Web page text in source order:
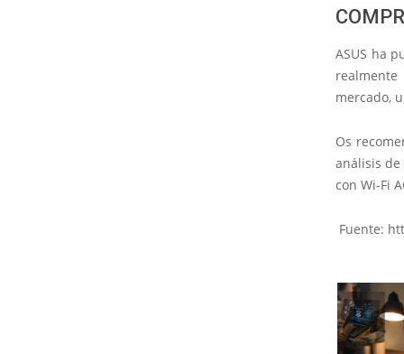
ASUS ha
mercado,
Os
análisis de
con Wi-Fi
Fuente: